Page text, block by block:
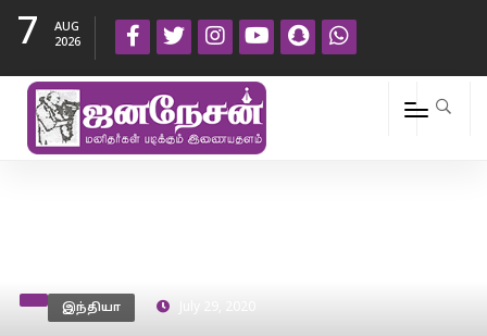
7
AUG
2026
இந்தியா